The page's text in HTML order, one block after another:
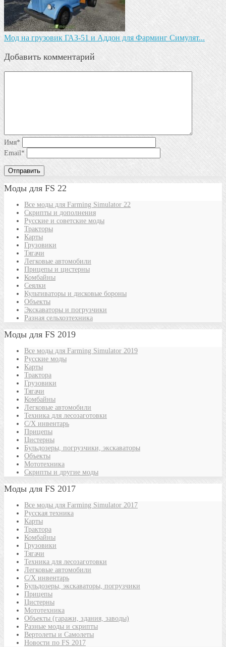
Мод на грузовик ГАЗ-51 и Аддон для Фарминг Симулят...
Добавить комментарий
Имя*
Email*
Моды для FS 22
Все моды для Farming Simulator 22
Скрипты и дополнения
Русские и советские моды
Тракторы
Карты
Грузовики
Тягачи
Легковые автомобили
Прицепы и цистерны
Комбайны
Сеялки
Культиваторы и дисковые бороны
Объекты
Экскаваторы и погрузчики
Разная сельхозтехника
Моды для FS 2019
Все моды для Farming Simulator 2019
Русские моды
Карты
Трактора
Грузовики
Тягачи
Комбайны
Легковые автомобили
Техника для лесозаготовки
С/Х инвентарь
Прицепы
Цистерны
Бульдозеры, погрузчики, экскаваторы
Объекты
Мототехника
Скрипты и другие моды
Моды для FS 2017
Все моды для Farming Simulator 2017
Русская техника
Карты
Трактора
Комбайны
Грузовики
Тягачи
Техника для лесозаготовки
Легковые автомобили
С/Х инвентарь
Бульдозеры, экскаваторы, погрузчики
Прицепы
Цистерны
Мототехника
Объекты (гаражи, здания, заводы)
Разные моды и скрипты
Вертолеты и Самолеты
Новости по FS 2017